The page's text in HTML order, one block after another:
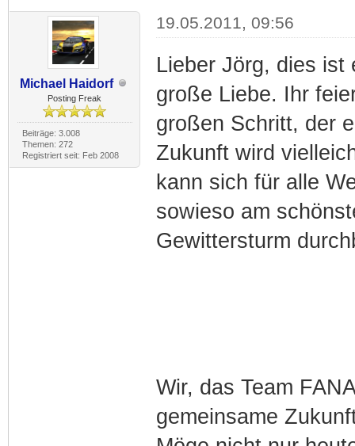
Michael Haidorf
Posting Freak
Beiträge: 3.008
Themen: 272
Registriert seit: Feb 2008
19.05.2011, 09:56
Lieber Jörg, dies ist
große Liebe. Ihr
großen Schritt, der
Zukunft wird
kann sich für alle
sowieso am
Gewittersturm
Wir, das Team
gemeinsame